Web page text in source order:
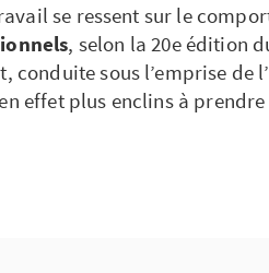
se ressent sur le
, selon la 20e édition
conduite sous l’emprise de
effet plus enclins à prendre